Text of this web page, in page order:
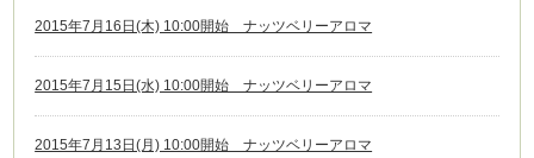
2015年7月16日(木) 10:00開始 ナッツベリーアロマ
2015年7月15日(水) 10:00開始 ナッツベリーアロマ
2015年7月13日(月) 10:00開始 ナッツベリーアロマ